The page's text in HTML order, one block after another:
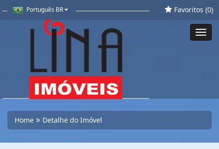
Português BR Favoritos (0)
Home Detalhe do Imóvel